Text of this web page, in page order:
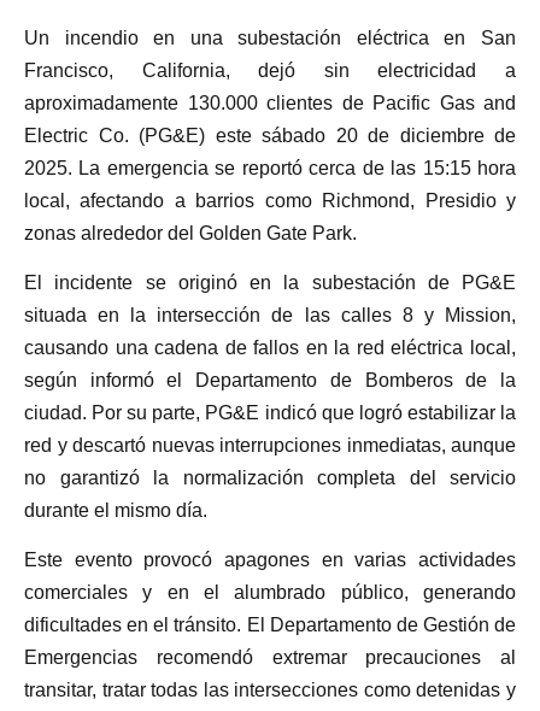
Un incendio en una subestación eléctrica en San
Francisco, California, dejó sin electricidad a
aproximadamente 130.000 clientes de Pacific Gas and
Electric Co. (PG&E) este sábado 20 de diciembre de
2025. La emergencia se reportó cerca de las 15:15 hora
local, afectando a barrios como Richmond, Presidio y
zonas alrededor del Golden Gate Park.
El incidente se originó en la subestación de PG&E
situada en la intersección de las calles 8 y Mission,
causando una cadena de fallos en la red eléctrica local,
según informó el Departamento de Bomberos de la
ciudad. Por su parte, PG&E indicó que logró estabilizar la
red y descartó nuevas interrupciones inmediatas, aunque
no garantizó la normalización completa del servicio
durante el mismo día.
Este evento provocó apagones en varias actividades
comerciales y en el alumbrado público, generando
dificultades en el tránsito. El Departamento de Gestión de
Emergencias recomendó extremar precauciones al
transitar, tratar todas las intersecciones como detenidas y